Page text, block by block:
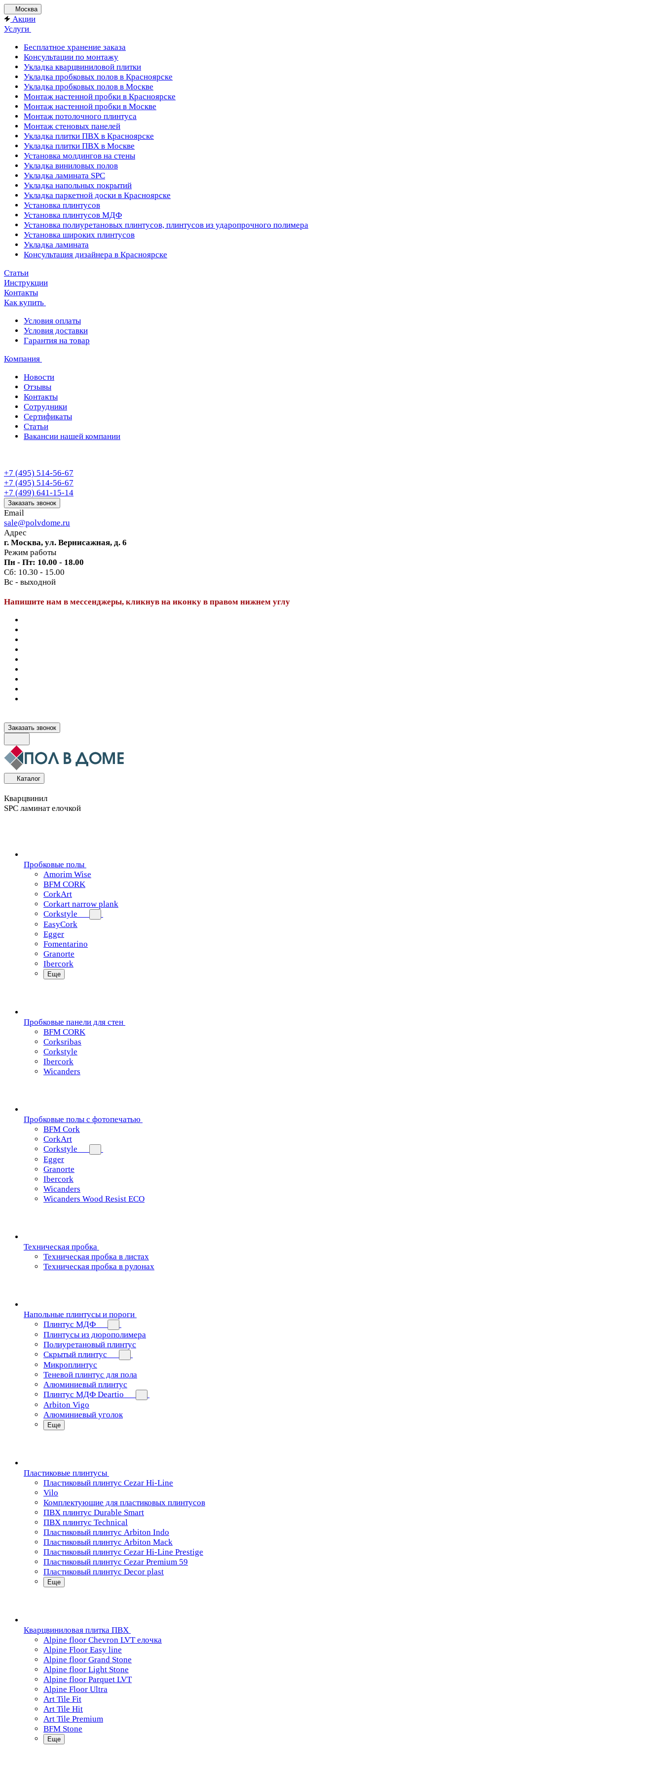
Москва
Акции
Услуги
Бесплатное хранение заказа
Консультации по монтажу
Укладка кварцвиниловой плитки
Укладка пробковых полов в Красноярске
Укладка пробковых полов в Москве
Монтаж настенной пробки в Красноярске
Монтаж настенной пробки в Москве
Монтаж потолочного плинтуса
Монтаж стеновых панелей
Укладка плитки ПВХ в Красноярске
Укладка плитки ПВХ в Москве
Установка молдингов на стены
Укладка виниловых полов
Укладка ламината SPC
Укладка напольных покрытий
Укладка паркетной доски в Красноярске
Установка плинтусов
Установка плинтусов МДФ
Установка полиуретановых плинтусов, плинтусов из ударопрочного полимера
Установка широких плинтусов
Укладка ламината
Консультация дизайнера в Красноярске
Статьи
Инструкции
Контакты
Как купить
Условия оплаты
Условия доставки
Гарантия на товар
Компания
Новости
Отзывы
Контакты
Сотрудники
Сертификаты
Статьи
Вакансии нашей компании
+7 (495) 514-56-67
+7 (495) 514-56-67
+7 (499) 641-15-14
Заказать звонок
Email
sale@polvdome.ru
Адрес
г. Москва, ул. Вернисажная, д. 6
Режим работы
Пн - Пт: 10.00 - 18.00
Сб: 10.30 - 15.00
Вс - выходной
Напишите нам в мессенджеры, кликнув на иконку в правом нижнем углу
Заказать звонок
Каталог
Кварцвинил
SPC ламинат елочкой
Пробковые полы
Amorim Wise
BFM CORK
CorkArt
Corkart narrow plank
Corkstyle
EasyCork
Egger
Fomentarino
Granorte
Ibercork
Еще
Пробковые панели для стен
BFM CORK
Corksribas
Corkstyle
Ibercork
Wicanders
Пробковые полы с фотопечатью
BFM Cork
CorkArt
Corkstyle
Egger
Granorte
Ibercork
Wicanders
Wicanders Wood Resist ECO
Техническая пробка
Техническая пробка в листах
Техническая пробка в рулонах
Напольные плинтусы и пороги
Плинтус МДФ
Плинтусы из дюрополимера
Полиуретановый плинтус
Скрытый плинтус
Микроплинтус
Теневой плинтус для пола
Алюминиевый плинтус
Плинтус МДФ Deartio
Arbiton Vigo
Алюминиевый уголок
Еще
Пластиковые плинтусы
Пластиковый плинтус Cezar Hi-Line
Vilo
Комплектующие для пластиковых плинтусов
ПВХ плинтус Durable Smart
ПВХ плинтус Technical
Пластиковый плинтус Arbiton Indo
Пластиковый плинтус Arbiton Mack
Пластиковый плинтус Cezar Hi-Line Prestige
Пластиковый плинтус Cezar Premium 59
Пластиковый плинтус Decor plast
Еще
Кварцвиниловая плитка ПВХ
Alpine floor Chevron LVT елочка
Alpine Floor Easy line
Alpine floor Grand Stone
Alpine floor Light Stone
Alpine floor Parquet LVT
Alpine Floor Ultra
Art Tile Fit
Art Tile Hit
Art Tile Premium
BFM Stone
Еще